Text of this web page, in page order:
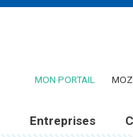
MON PORTAIL (CE
Entreprises